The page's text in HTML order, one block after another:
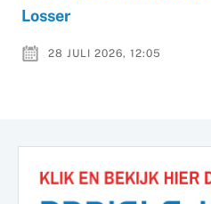
Losser
28 JULI 2026, 12:05